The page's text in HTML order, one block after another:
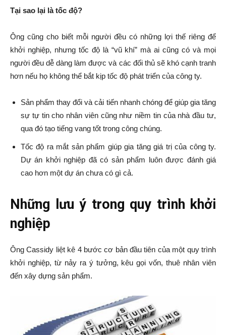
Tại sao lại là tốc độ?
Ông cũng cho biết mỗi người đều có những lợi thế riêng để
khởi nghiệp, nhưng tốc độ là “vũ khí” mà ai cũng có và mọi
người đều dễ dàng làm được và các đối thủ sẽ khó cạnh tranh
hơn nếu họ không thể bắt kịp tốc độ phát triển của công ty.
Sản phẩm thay đổi và cải tiến nhanh chóng để giúp gia tăng
sự tự tin cho nhân viên cũng như niềm tin của nhà đầu tư,
qua đó tạo tiếng vang tốt trong công chúng.
Tốc độ ra mắt sản phẩm giúp gia tăng giá trị của công ty.
Dự án khởi nghiệp đã có sản phẩm luôn được đánh giá
cao hơn một dự án chưa có gì cả.
Những lưu ý trong quy trình khởi
nghiệp
Ông Cassidy liệt kê 4 bước cơ bản đầu tiên của một quy trình
khởi nghiệp, từ nảy ra ý tưởng, kêu gọi vốn, thuê nhân viên
đến xây dựng sản phẩm.